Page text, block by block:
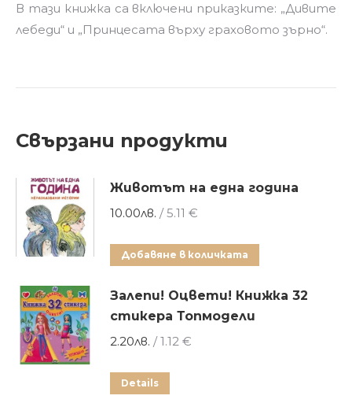
В тази книжка са включени приказките: „Дивите
лебеди“ и „Принцесата върху граховото зърно“.
Свързани продукти
Животът на една година
10.00лв. / 5.11 €
Добавяне в количката
Залепи! Оцвети! Книжка 32
стикера Топмодели
2.20лв. / 1.12 €
Details